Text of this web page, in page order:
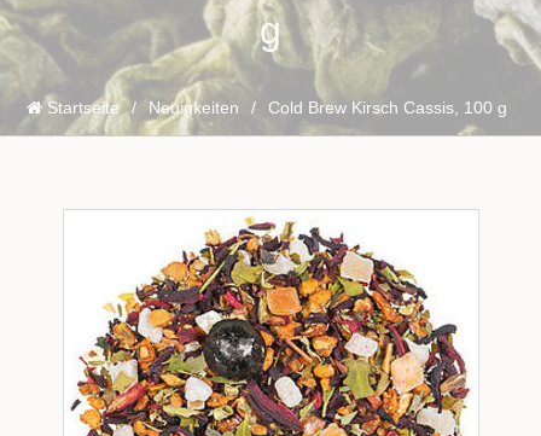
g
Startseite / Neuigkeiten / Cold Brew Kirsch Cassis, 100 g